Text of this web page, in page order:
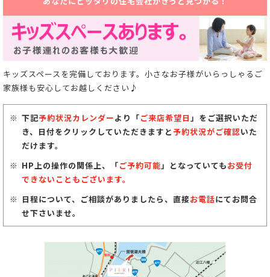
キッズスペースを完備しております。小さなお子様がいらっしゃるご
家族様も安心してお越しください♪
下記予約状況カレンダーより「ご来店希望日 」をご選択いただ
き、日付をクリックしていただきますと予約状況がご確認いた
だけます。
HP上の操作の関係上、「ご予約可能 」となっていてもお受付
できないこともございます。
日程について、ご相談がありましたら、直接お電話にてお問合
せ下さいませ。